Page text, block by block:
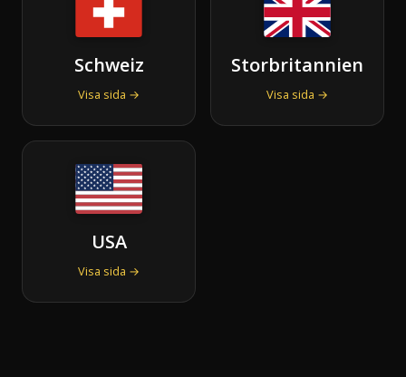
Schweiz
Visa sida →
Storbritannien
Visa sida →
USA
Visa sida →